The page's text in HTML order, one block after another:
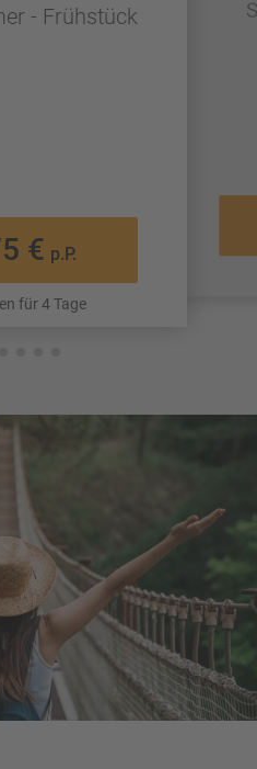
- Frühstück
€ p.P.
für 4 Tage